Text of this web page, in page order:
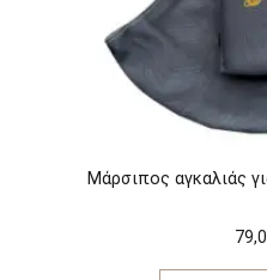
Μάρσιπος αγκαλιάς